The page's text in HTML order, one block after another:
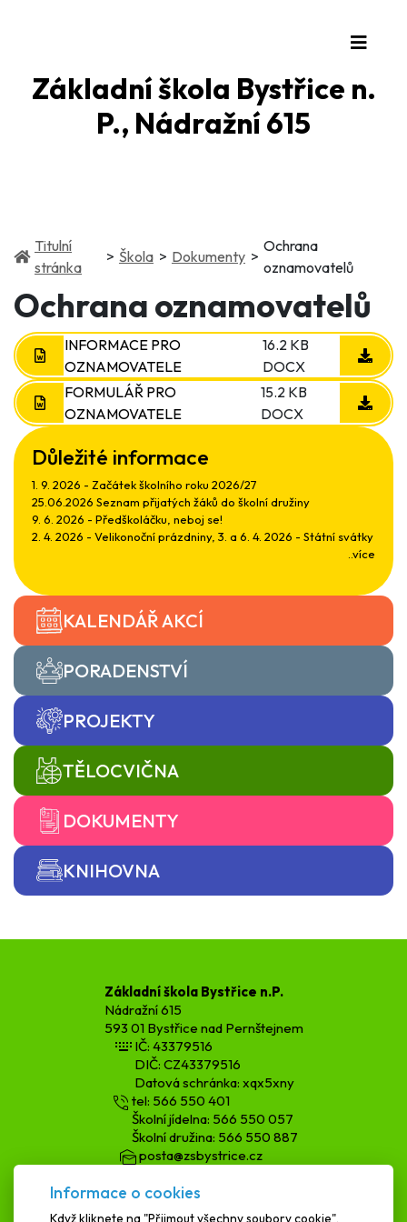
Základní škola Bystřice n.
P., Nádražní 615
Důležité informace
1. 9. 2026 - Začátek školního roku 2026/27
25.06.2026 Seznam přijatých žáků do školní družiny
9. 6. 2026 - Předškoláčku, neboj se!
2. 4. 2026 - Velikonoční prázdniny, 3. a 6. 4. 2026 - Státní svátky
..více
KALENDÁŘ AKCÍ
PORADENSTVÍ
PROJEKTY
TĚLOCVIČNA
DOKUMENTY
KNIHOVNA
Titulní
stránka(current)
Škola(current)
Dokumenty(current)
Ochrana
oznamovatelů
Ochrana oznamovatelů
INFORMACE PRO
OZNAMOVATELE
16.2 KB
DOCX
FORMULÁŘ PRO
OZNAMOVATELE
15.2 KB
DOCX
Základní škola Bystřice n.P.
Nádražní 615
593 01 Bystřice nad Pernštejnem
IČ: 43379516
DIČ: CZ43379516
Datová schránka: xqx5xny
tel: 566 550 401
Školní jídelna: 566 550 057
Školní družina: 566 550 887
posta@zsbystrice.cz
podatelna@zsbystrice.cz
Informace o cookies
Když kliknete na "Přijmout všechny soubory cookie",